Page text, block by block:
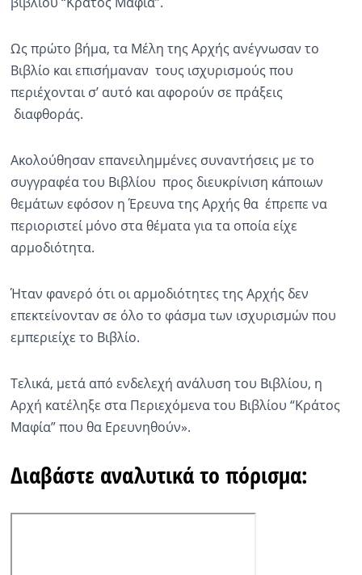
Ως πρώτο βήμα, τα Μέλη της Αρχής ανέγνωσαν το
Βιβλίο και επισήμαναν τους ισχυρισμούς που
περιέχονται σ’ αυτό και αφορούν σε πράξεις
διαφθοράς.
Ακολούθησαν επανειλημμένες συναντήσεις με το
συγγραφέα του Βιβλίου προς διευκρίνιση κάποιων
θεμάτων εφόσον η Έρευνα της Αρχής θα έπρεπε να
περιοριστεί μόνο στα θέματα για τα οποία είχε
αρμοδιότητα.
Ήταν φανερό ότι οι αρμοδιότητες της Αρχής δεν
επεκτείνονταν σε όλο το φάσμα των ισχυρισμών που
εμπεριείχε το Βιβλίο.
Τελικά, μετά από ενδελεχή ανάλυση του Βιβλίου, η
Αρχή κατέληξε στα Περιεχόμενα του Βιβλίου “Κράτος
Μαφία” που θα Ερευνηθούν».
Διαβάστε αναλυτικά το πόρισμα: